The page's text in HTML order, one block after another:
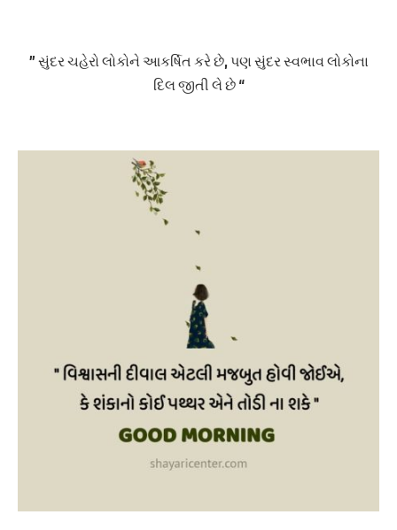
” સુંદર ચહેરો લોકોને આકર્ષિત કરે છે, પણ સુંદર સ્વભાવ લોકોના
દિલ જીતી લે છે “